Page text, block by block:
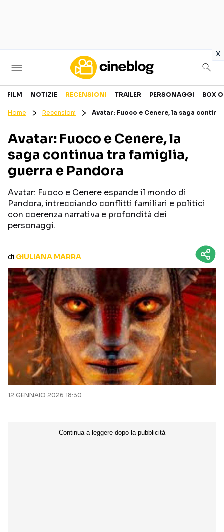
x
Cinema
GENERI
PERSONAGGI
CANALI STREAMING
Categorie
NOTIZIE
CURIOSITÀ
TRAILER
Seguici sui social
FILM NOTIZIE RECENSIONI TRAILER PERSONAGGI BOX
Home Recensioni Avatar: Fuoco e Cenere, la saga
Avatar: Fuoco e Cenere, la
saga continua tra famiglia,
guerra e Pandora
Avatar: Fuoco e Cenere espande il mondo di
Pandora, intrecciando conflitti familiari e politici
con coerenza narrativa e profondità dei
personaggi.
di GIULIANA MARRA
12 GENNAIO 2026 18:30